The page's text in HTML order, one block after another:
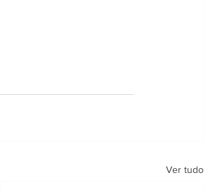
Ver tudo